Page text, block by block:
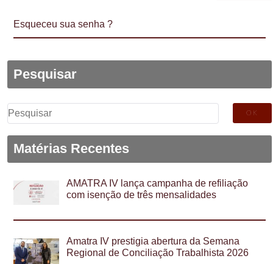
Esqueceu sua senha ?
Pesquisar
Pesquisar
por:
Matérias Recentes
AMATRA IV lança campanha de refiliação
com isenção de três mensalidades
Amatra IV prestigia abertura da Semana
Regional de Conciliação Trabalhista 2026